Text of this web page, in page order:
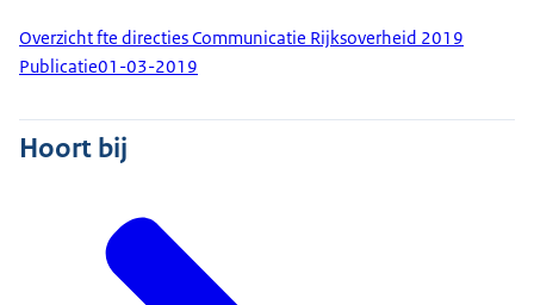
Overzicht fte directies Communicatie Rijksoverheid 2019
Publicatie01-03-2019
Hoort bij